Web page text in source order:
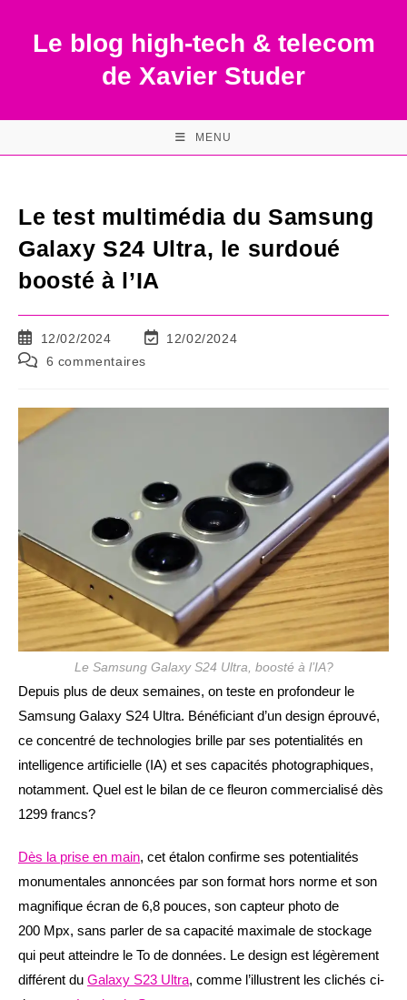
contentLe blog high-tech & telecom
de Xavier Studer
MENU
Le test multimédia du Samsung
Galaxy S24 Ultra, le surdoué
boosté à l’IA
Publication
publiée :
12/02/2024
Dernière
publication :
12/02/2024
Commentaires
publication :
6 commentaires
Le Samsung Galaxy S24 Ultra, boosté à l’IA?
Depuis plus de deux semaines, on teste en profondeur le
Samsung Galaxy S24 Ultra. Bénéficiant d’un design éprouvé,
ce concentré de technologies brille par ses potentialités en
intelligence artificielle (IA) et ses capacités photographiques,
notamment. Quel est le bilan de ce fleuron commercialisé dès
1299 francs?
Dès la prise en main, cet étalon confirme ses potentialités
monumentales annoncées par son format hors norme et son
magnifique écran de 6,8 pouces, son capteur photo de
200 Mpx, sans parler de sa capacité maximale de stockage
qui peut atteindre le To de données. Le design est légèrement
différent du Galaxy S23 Ultra, comme l’illustrent les clichés ci-